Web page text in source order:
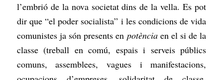
l’embrió de la nova societat dins de la vella. Es pot
dir que “el poder socialista” i les condicions de vida
comunistes ja són presents en potència en el si de la
classe (treball en comú, espais i serveis públics
comuns, assemblees, vagues i manifestacions,